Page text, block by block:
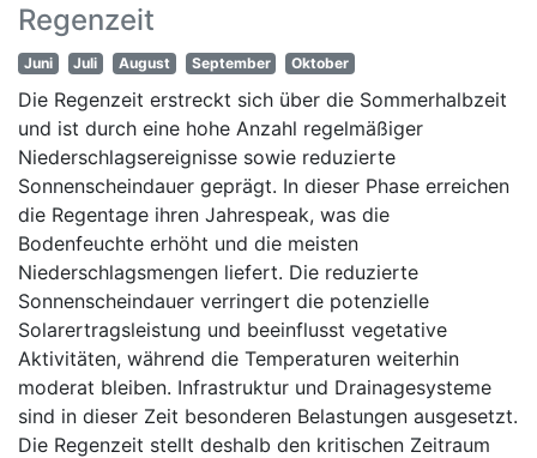
Regenzeit
Juni Juli August September Oktober
Die Regenzeit erstreckt sich über die Sommerhalbzeit
und ist durch eine hohe Anzahl regelmäßiger
Niederschlagsereignisse sowie reduzierte
Sonnenscheindauer geprägt. In dieser Phase erreichen
die Regentage ihren Jahrespeak, was die
Bodenfeuchte erhöht und die meisten
Niederschlagsmengen liefert. Die reduzierte
Sonnenscheindauer verringert die potenzielle
Solarertragsleistung und beeinflusst vegetative
Aktivitäten, während die Temperaturen weiterhin
moderat bleiben. Infrastruktur und Drainagesysteme
sind in dieser Zeit besonderen Belastungen ausgesetzt.
Die Regenzeit stellt deshalb den kritischen Zeitraum